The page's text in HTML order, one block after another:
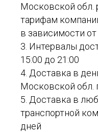
Московской обл.
тарифам
в зависимости
3. Интервалы
15:00 до 21:00
4. Доставка в
Московской обл.
5. Доставка в
транспортной
дней